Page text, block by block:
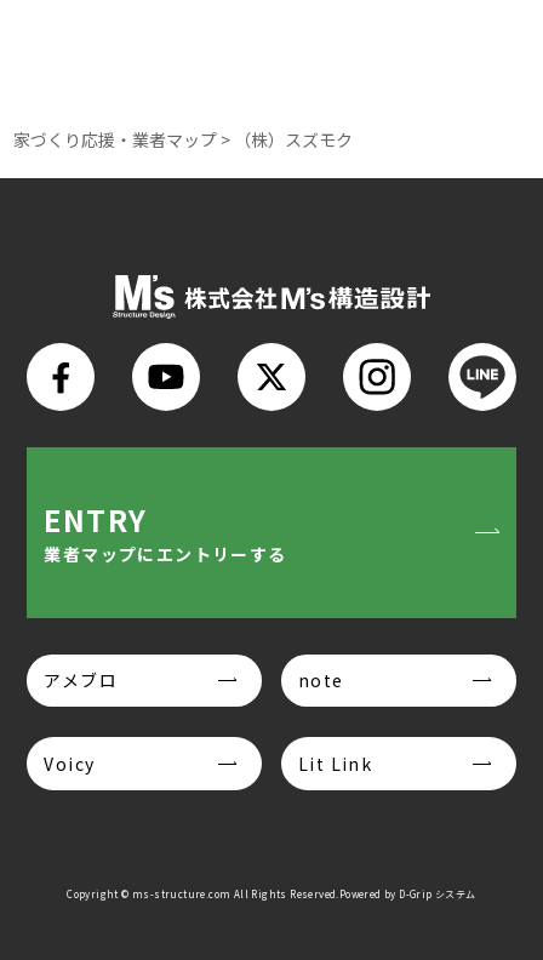
家づくり応援・業者マップ > （株）スズモク
ENTRY
業者マップにエントリーする
アメブロ note
Voicy Lit Link
Copyright © ms-structure.com All Rights Reserved.Powered by D-Grip システム